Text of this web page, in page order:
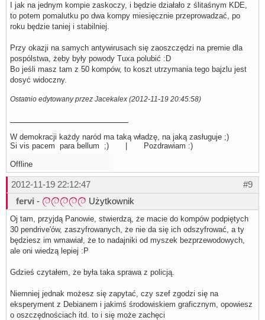
I jak na jednym kompie zaskoczy, i będzie działało z ślitaśnym KDE,
to potem pomalutku po dwa kompy miesięcznie przeprowadzać, po
roku będzie taniej i stabilniej.
Przy okazji na samych antywirusach się zaoszczędzi na premie dla
pospólstwa, żeby były powody Tuxa polubić :D
Bo jeśli masz tam z 50 kompów, to koszt utrzymania tego bajzlu jest
dosyć widoczny.
Ostatnio edytowany przez Jacekalex (2012-11-19 20:45:58)
W demokracji każdy naród ma taką władzę, na jaką zasługuje ;)
Si vis pacem para bellum ;) | Pozdrawiam :)
Offline
#9
2012-11-19 22:12:47
fervi - Użytkownik
Oj tam, przyjdą Panowie, stwierdzą, że macie do kompów podpiętych
30 pendrive'ów, zaszyfrowanych, że nie da się ich odszyfrować, a ty
będziesz im wmawiał, że to nadajniki od myszek bezprzewodowych,
ale oni wiedzą lepiej :P
Gdzieś czytałem, że była taka sprawa z policją.
Niemniej jednak możesz się zapytać, czy szef zgodzi się na
eksperyment z Debianem i jakimś środowiskiem graficznym, opowiesz
o oszczędnościach itd. to i się może zachęci